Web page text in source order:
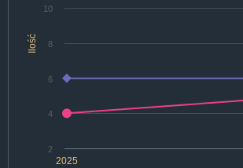
Ilość
2025
2
4
6
8
10